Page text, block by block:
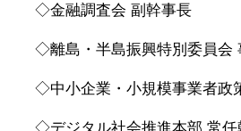
◇金融調査会 副幹事長
◇離島・半島振興特別委員会
◇中小企業・小規模事業者政